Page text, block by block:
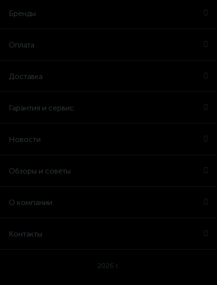
Бренды
Оплата
Доставка
Гарантия и сервис
Новости
Обзоры и советы
О компании
Контакты
2026 г.